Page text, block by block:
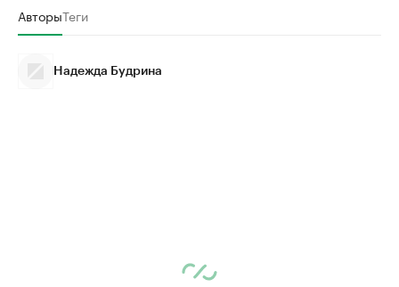
АвторыТеги
Надежда Будрина